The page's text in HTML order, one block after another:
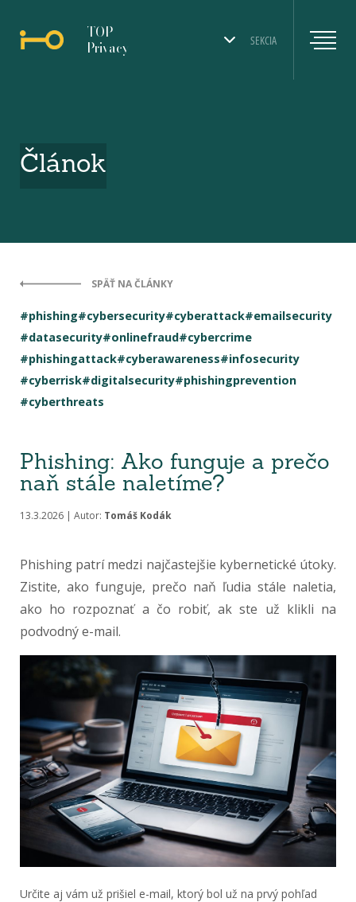
SEKCIA
TOP
Privacy
Článok
SPÄŤ NA ČLÁNKY
#phishing#cybersecurity#cyberattack#emailsecurity
#datasecurity#onlinefraud#cybercrime
#phishingattack#cyberawareness#infosecurity
#cyberrisk#digitalsecurity#phishingprevention
#cyberthreats
Phishing: Ako funguje a prečo
naň stále naletíme?
13.3.2026 | Autor: Tomáš Kodák
Phishing patrí medzi najčastejšie kybernetické útoky.
Zistite, ako funguje, prečo naň ľudia stále naletia,
ako ho rozpoznať a čo robiť, ak ste už klikli na
podvodný e-mail.
Určite aj vám už prišiel e-mail, ktorý bol už na prvý pohľad